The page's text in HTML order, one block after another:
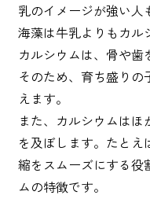
乳のイメージが強い人
海藻は牛乳よりもカル
カルシウムは、骨や歯
そのため、育ち盛り
えます。
また、カルシウムは
を及ぼします。たと
縮をスムーズにする役
ムの特徴です。